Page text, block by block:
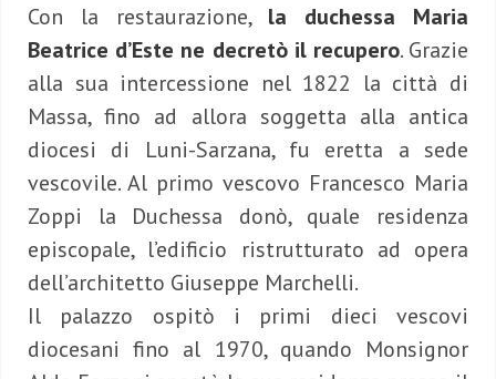
Con la restaurazione, la duchessa Maria
Beatrice d’Este ne decretò il recupero. Grazie
alla sua intercessione nel 1822 la città di
Massa, fino ad allora soggetta alla antica
diocesi di Luni-Sarzana, fu eretta a sede
vescovile. Al primo vescovo Francesco Maria
Zoppi la Duchessa donò, quale residenza
episcopale, l’edificio ristrutturato ad opera
dell’architetto Giuseppe Marchelli.
Il palazzo ospitò i primi dieci vescovi
diocesani fino al 1970, quando Monsignor